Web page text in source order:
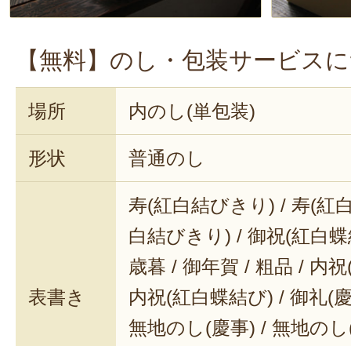
【無料】のし・包装サービス
場所 内のし(単包装)
形状 普通のし
表書き
寿(紅白結びきり) / 寿(紅
白結びきり) / 御祝(紅白
歳暮 / 御年賀 / 粗品 / 内
内祝(紅白蝶結び) / 御礼(
無地のし(慶事) / 無地の